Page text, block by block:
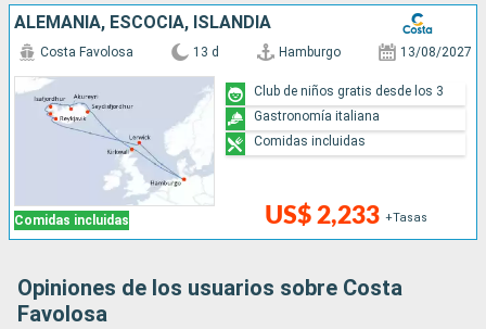
ALEMANIA, ESCOCIA, ISLANDIA
Comidas incluidas
Costa Favolosa 13 d Hamburgo 13/08/2027
US$ 2,233 +Tasas
Club de niños gratis desde los 3
Gastronomía italiana
Comidas incluidas
Opiniones de los usuarios sobre Costa
Favolosa